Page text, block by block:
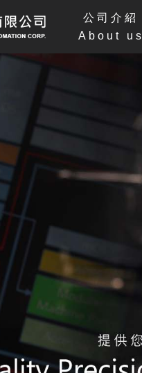
公司介紹
About us